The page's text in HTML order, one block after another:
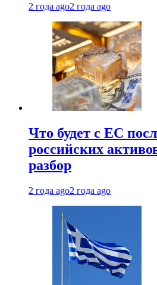
2 года ago2 года ago
Что будет с ЕС
российских
разбор
2 года ago2 года ago